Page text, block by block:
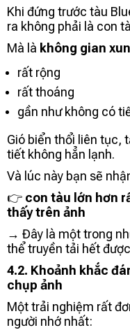
Khi đứng trước tàu
ra không phải là con
Mà là không gian
rất rộng
rất thoáng
gần như không có
Gió biển thổi liên tục,
tiết không hẳn lạnh.
Và lúc này bạn sẽ
👉 con tàu lớn hơn
thấy trên ảnh
→ Đây là một trong
thể truyền tải hết
4.2. Khoảnh khắc
chụp ảnh
Một trải nghiệm rất
người nhớ nhất: